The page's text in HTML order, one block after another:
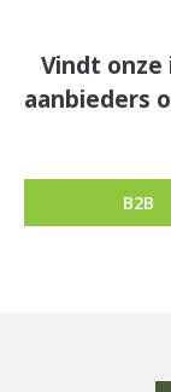
Vindt onze
aanbieders
B2B